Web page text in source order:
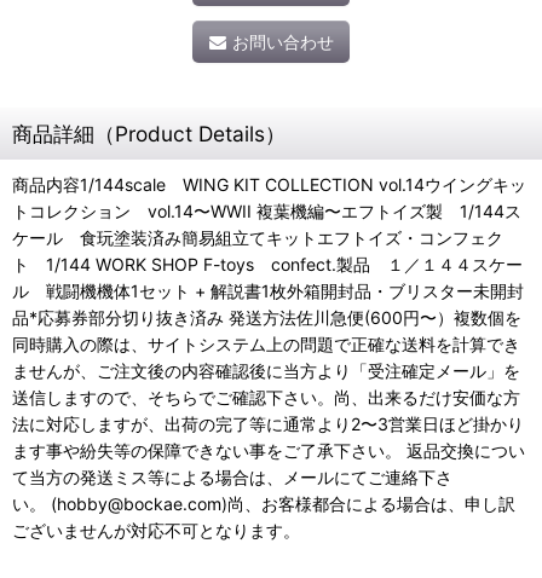
お問い合わせ
商品詳細（Product Details）
商品内容1/144scale WING KIT COLLECTION vol.14ウイングキッ
トコレクション vol.14〜WWII 複葉機編〜エフトイズ製 1/144ス
ケール 食玩塗装済み簡易組立てキットエフトイズ・コンフェク
ト 1/144 WORK SHOP F-toys confect.製品 １／１４４スケー
ル 戦闘機機体1セット + 解説書1枚外箱開封品・ブリスター未開封
品*応募券部分切り抜き済み 発送方法佐川急便(600円〜）複数個を
同時購入の際は、サイトシステム上の問題で正確な送料を計算でき
ませんが、ご注文後の内容確認後に当方より「受注確定メール」を
送信しますので、そちらでご確認下さい。尚、出来るだけ安価な方
法に対応しますが、出荷の完了等に通常より2〜3営業日ほど掛かり
ます事や紛失等の保障できない事をご了承下さい。 返品交換につい
て当方の発送ミス等による場合は、メールにてご連絡下さ
い。 (hobby@bockae.com)尚、お客様都合による場合は、申し訳
ございませんが対応不可となります。